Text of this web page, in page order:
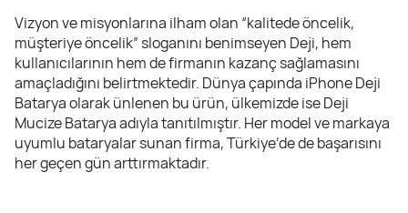
Vizyon ve misyonlarına ilham olan “kalitede öncelik,
müşteriye öncelik” sloganını benimseyen Deji, hem
kullanıcılarının hem de firmanın kazanç sağlamasını
amaçladığını belirtmektedir. Dünya çapında iPhone Deji
Batarya olarak ünlenen bu ürün, ülkemizde ise Deji
Mucize Batarya adıyla tanıtılmıştır. Her model ve markaya
uyumlu bataryalar sunan firma, Türkiye’de de başarısını
her geçen gün arttırmaktadır.